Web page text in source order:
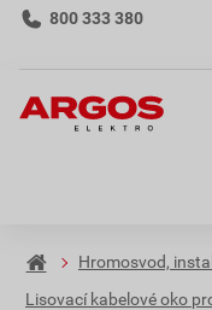
800 333 380
Hromosvod,
Lisovací kabelové oko